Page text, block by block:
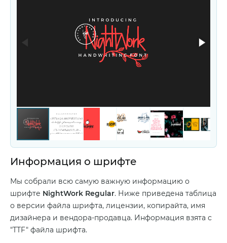
Информация о шрифте
Мы собрали всю самую важную информацию о
шрифте NightWork Regular. Ниже приведена таблица
о версии файла шрифта, лицензии, копирайта, имя
дизайнера и вендора-продавца. Информация взята с
"TTF" файла шрифта.